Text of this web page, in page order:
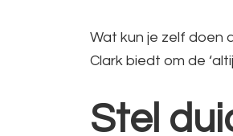
Wat kun je zelf doen
Clark biedt om de
Stel